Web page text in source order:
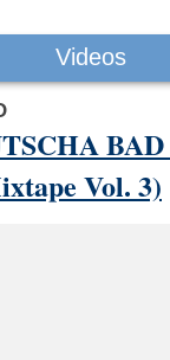
Videos
BAD
Vol. 3)